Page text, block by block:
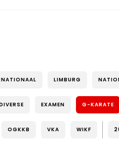
LIMBURG
EXAMEN G-KARATE
OGKKB VKA WIKF